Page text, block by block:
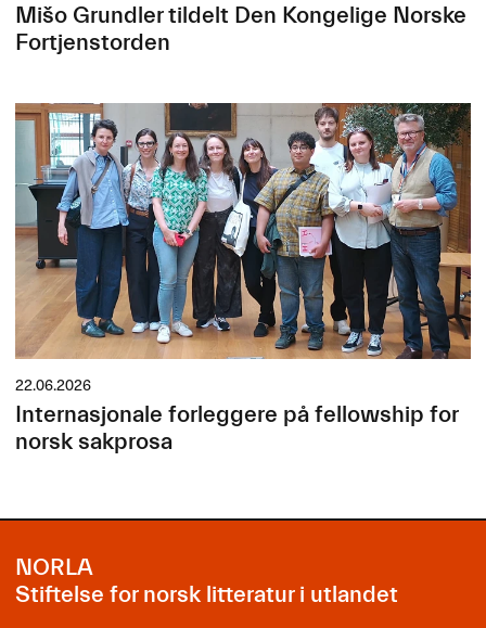
Mišo Grundler tildelt Den Kongelige Norske
Fortjenstorden
22.06.2026
Internasjonale forleggere på fellowship for
norsk sakprosa
NORLA
Stiftelse for norsk litteratur i utlandet